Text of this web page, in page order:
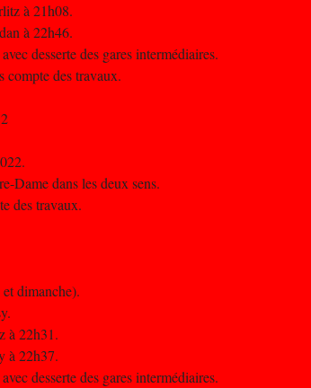
à 21h08.
à 22h46.
desserte des gares intermédiaires.
compte des travaux.
Dame dans les deux sens.
des travaux.
dimanche).
à 22h31.
à 22h37.
desserte des gares intermédiaires.